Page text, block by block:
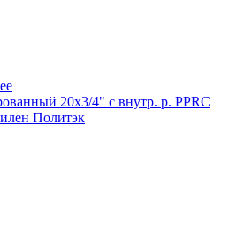
20х3/4" с внутр. р. PPRC
Политэк